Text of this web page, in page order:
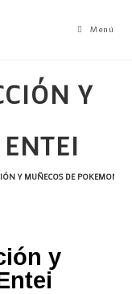
Menú
Y
Y MUÑECOS DE POKEMON
y